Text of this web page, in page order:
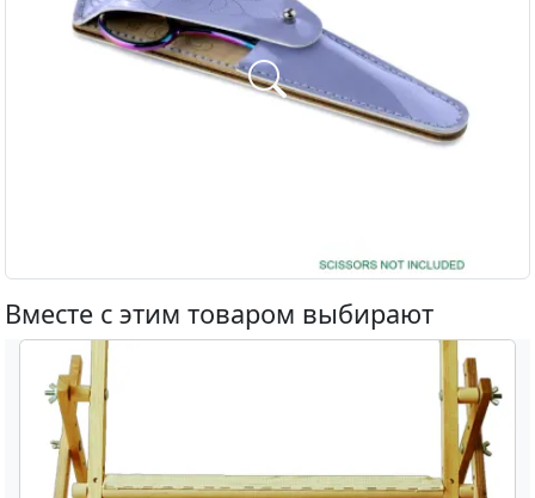
Вместе с этим товаром выбирают